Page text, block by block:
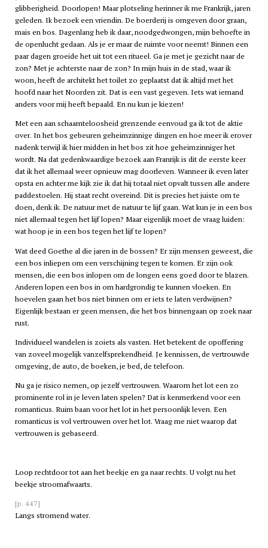
glibberigheid. Doorlopen! Maar plotseling herinner ik me Frankrijk, jaren
geleden. Ik bezoek een vriendin. De boerderij is omgeven door graan,
mais en bos. Dagenlang heb ik daar, noodgedwongen, mijn behoefte in
de openlucht gedaan. Als je er maar de ruimte voor neemt! Binnen een
paar dagen groeide het uit tot een ritueel. Ga je met je gezicht naar de
zon? Met je achterste naar de zon? In mijn huis in de stad, waar ik
woon, heeft de architekt het toilet zo geplaatst dat ik altijd met het
hoofd naar het Noorden zit. Dat is een vast gegeven. Iets wat iemand
anders voor mij heeft bepaald. En nu kun je kiezen!
Met een aan schaamteloosheid grenzende eenvoud ga ik tot de aktie
over. In het bos gebeuren geheimzinnige dingen en hoe meer ik erover
nadenk terwijl ik hier midden in het bos zit hoe geheimzinniger het
wordt. Na dat gedenkwaardige bezoek aan Franrijk is dit de eerste keer
dat ik het allemaal weer opnieuw mag doorleven. Wanneer ik even later
opsta en achter me kijk zie ik dat hij totaal niet opvalt tussen alle andere
paddestoelen. Hij staat recht overeind. Dit is precies het juiste om te
doen, denk ik. De natuur met de natuur te lijf gaan. Wat kun je in een bos
niet allemaal tegen het lijf lopen? Maar eigenlijk moet de vraag luiden:
wat hoop je in een bos tegen het lijf te lopen?
Wat deed Goethe al die jaren in de bossen? Er zijn mensen geweest, die
een bos inliepen om een verschijning tegen te komen. Er zijn ook
mensen, die een bos inlopen om de longen eens goed door te blazen.
Anderen lopen een bos in om hardgrondig te kunnen vloeken. En
hoevelen gaan het bos niet binnen om er iets te laten verdwijnen?
Eigenlijk bestaan er geen mensen, die het bos binnengaan op zoek naar
rust.
Individueel wandelen is zoiets als vasten. Het betekent de opoffering
van zoveel mogelijk vanzelfsprekendheid. Je kennissen, de vertrouwde
omgeving, de auto, de boeken, je bed, de telefoon.
Nu ga je risico nemen, op jezelf vertrouwen. Waarom het lot een zo
prominente rol in je leven laten spelen? Dat is kenmerkend voor een
romanticus. Ruim baan voor het lot in het persoonlijk leven. Een
romanticus is vol vertrouwen over het lot. Vraag me niet waarop dat
vertrouwen is gebaseerd.
Loop rechtdoor tot aan het beekje en ga naar rechts. U volgt nu het
beekje stroomafwaarts.
[p. 447]
Langs stromend water.